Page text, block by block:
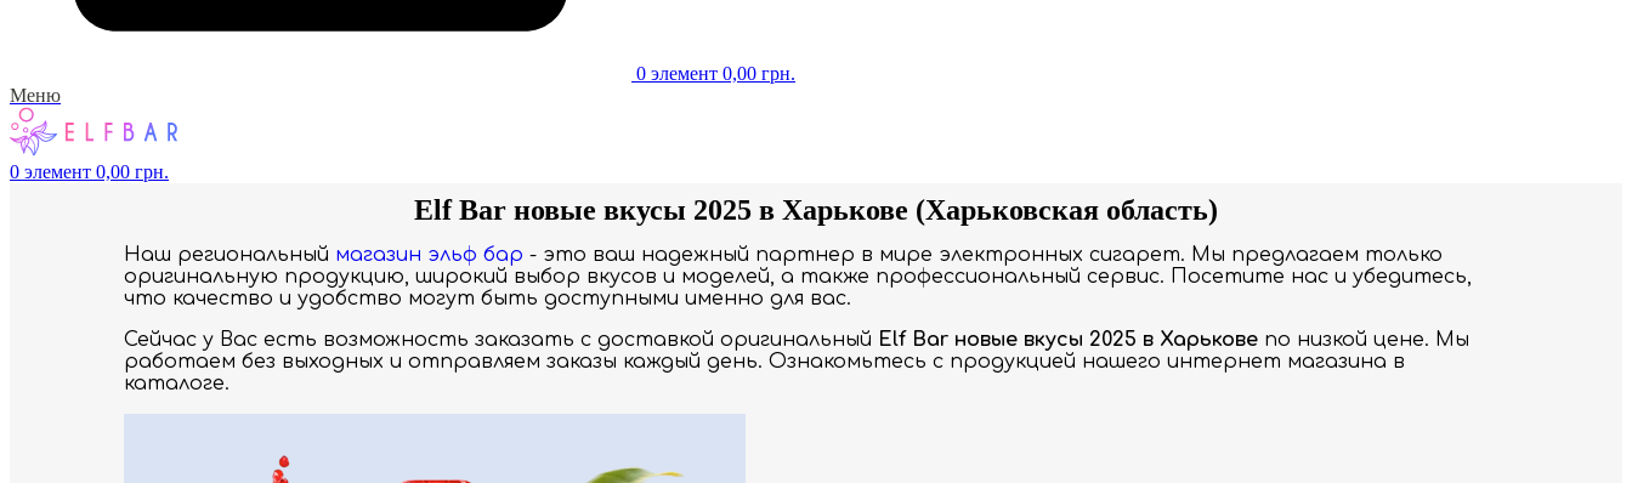
0 элемент 0,00 грн.
Меню
0 элемент 0,00 грн.
Elf Bar новые вкусы 2025 в Харькове (Харьковская область)
Наш региональный магазин эльф бар - это ваш надежный партнер в мире электронных сигарет. Мы предлагаем только
оригинальную продукцию, широкий выбор вкусов и моделей, а также профессиональный сервис. Посетите нас и убедитесь,
что качество и удобство могут быть доступными именно для вас.
Сейчас у Вас есть возможность заказать с доставкой оригинальный Elf Bar новые вкусы 2025 в Харькове по низкой цене. Мы
работаем без выходных и отправляем заказы каждый день. Ознакомьтесь с продукцией нашего интернет магазина в
каталоге.